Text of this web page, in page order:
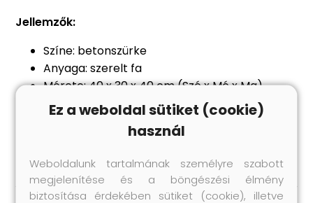
Jellemzők:
Színe: betonszürke
Anyaga: szerelt fa
Mérete: 40 x 30 x 40 cm (Szé x Mé x Ma)
Egy nyitott rekesszel és egy polccal
Rögzítési anyagok mellékelve
A szállítmány 2 db éjjeliszekrényt tartalmaz
Ez a weboldal sütiket (cookie)
használ
Weboldalunk tartalmának személyre szabott
megjelenítése és a böngészési élmény
biztosítása érdekében sütiket (cookie), illetve